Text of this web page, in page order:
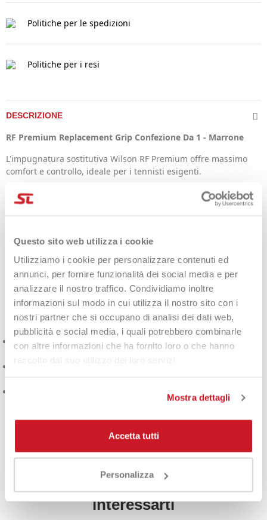
Questo sito web utilizza i cookie
Utilizziamo i cookie per personalizzare contenuti ed
annunci, per fornire funzionalità dei social media e per
analizzare il nostro traffico. Condividiamo inoltre
informazioni sul modo in cui utilizza il nostro sito con i
nostri partner che si occupano di analisi dei dati web,
pubblicità e social media, i quali potrebbero combinarle
con altre informazioni che ha fornito loro o che hanno
raccolto dal suo utilizzo dei loro servizi.
Mostra dettagli
Accetta tutti
Personalizza
Politiche per le spedizioni
Politiche per i resi
DESCRIZIONE
RF Premium Replacement Grip Confezione Da 1 - Marrone
L'impugnatura sostitutiva Wilson RF Premium offre massimo
comfort e controllo, ideale per i tennisti esigenti.
Ispirato a Roger Federer, questo grip presenta una superficie
morbida e antiscivolo per una presa ottimale e stabilità
Realizzato in materiale resistente, garantisce lunga durata e
migliorando le performance.
È facile da installare e dona subito una sensazione
professionale alla racchetta.
Caratteristiche principali:
Superficie morbida e antiscivolo:assicura una presa salda e
sostituzione rapida per un’immediata
DETTAGLI DEL PRODOTTO
Prodotti che potrebbero
interessarti